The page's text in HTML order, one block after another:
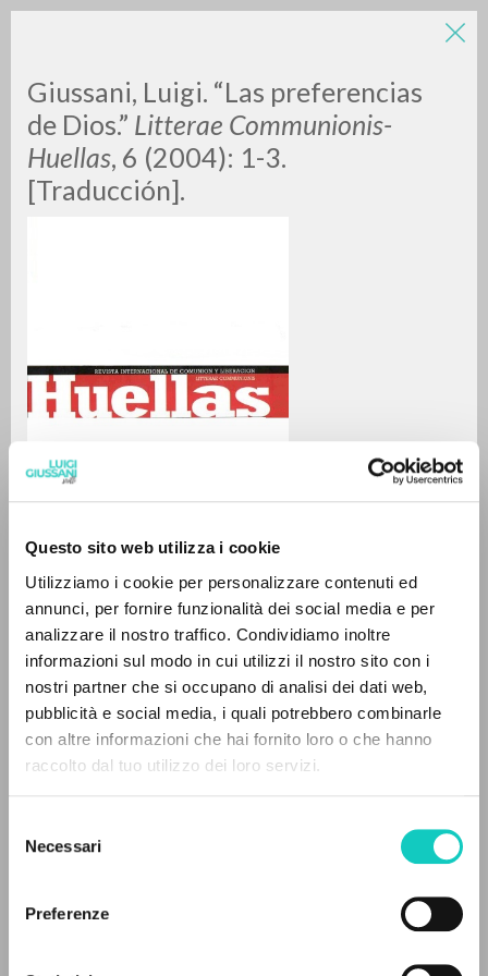
Questo sito web utilizza i cookie
Utilizziamo i cookie per personalizzare contenuti ed
annunci, per fornire funzionalità dei social media e per
analizzare il nostro traffico. Condividiamo inoltre
informazioni sul modo in cui utilizzi il nostro sito con i
nostri partner che si occupano di analisi dei dati web,
pubblicità e social media, i quali potrebbero combinarle
con altre informazioni che hai fornito loro o che hanno
raccolto dal tuo utilizzo dei loro servizi.
delNecessari
Preferenze
Giussani, Luigi. “Las preferencias
de Dios.” Litterae Communionis-
Huellas, 6 (2004): 1-3.
[Traducción].
Giussani LuigiAutore
Spagnolo
Litterae Communionis-Huellas
2004
Pagine: 3
LUIGI
GIUSSANI
0DOCUMENTI TROVATI
RISULTATI SUCCESSIVI